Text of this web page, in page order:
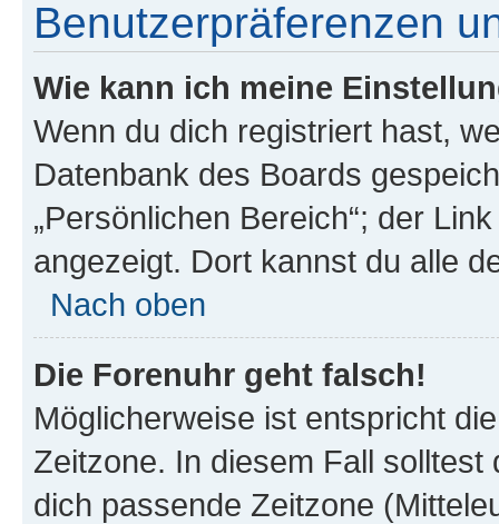
Benutzerpräferenzen
Wie kann ich meine
Wenn du dich registriert hast,
Datenbank des Boards
„Persönlichen Bereich“; der
angezeigt. Dort kannst du alle
Nach oben
Die Forenuhr geht falsch!
Möglicherweise ist entspricht
Zeitzone. In diesem Fall solltest
dich passende Zeitzone